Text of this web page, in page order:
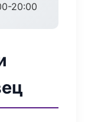
20:00